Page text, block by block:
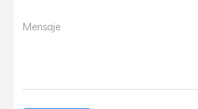
Mensaje